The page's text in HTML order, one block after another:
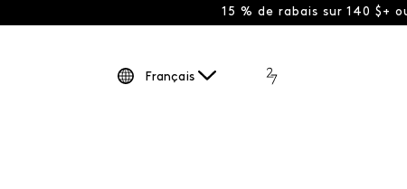
15 % de rabais sur 140 $+
Français